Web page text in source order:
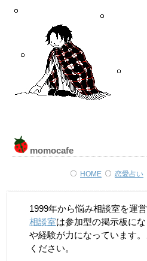
momocafe
HOME 恋愛占い
1999年から悩み相談室を運営
相談室は参加型の掲示板に
や経験が力になっています
ください。